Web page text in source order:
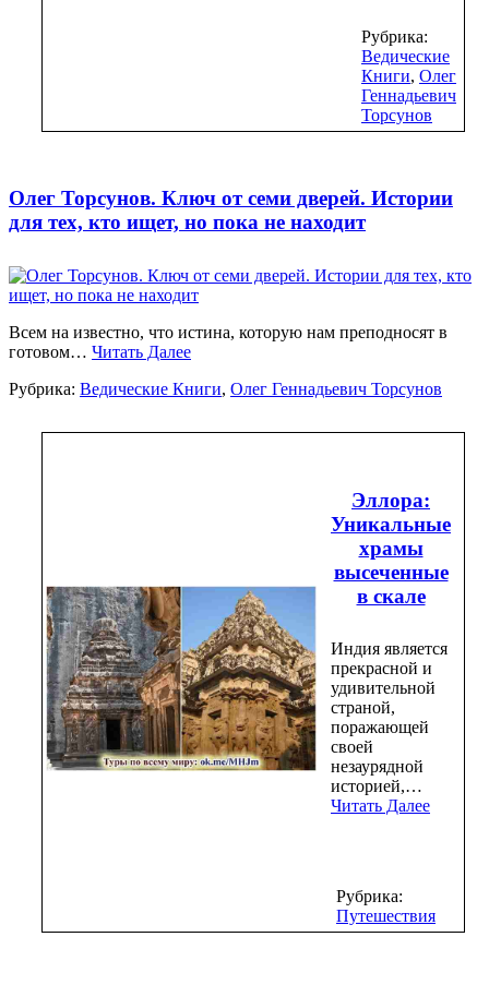
Рубрика:
Ведические
Книги, Олег
Геннадьевич
Торсунов
Олег Торсунов. Ключ от семи дверей. Истории
для тех, кто ищет, но пока не находит
Всем на известно, что истина, которую нам преподносят в
готовом… Читать Далее
Рубрика: Ведические Книги, Олег Геннадьевич Торсунов
Эллора:
Уникальные
храмы
высеченные
в скале
Индия является
прекрасной и
удивительной
страной,
поражающей
своей
незаурядной
историей,…
Читать Далее
Рубрика:
Путешествия